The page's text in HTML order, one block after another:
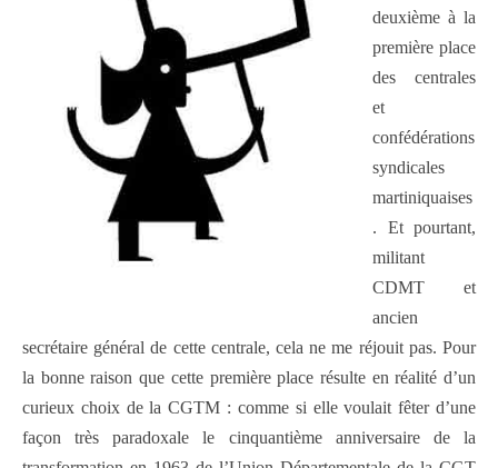
deuxième à la
première place
des centrales
et
confédérations
syndicales
martiniquaises
. Et pourtant,
militant
CDMT et
ancien
secrétaire général de cette centrale, cela ne me réjouit pas. Pour
la bonne raison que cette première place résulte en réalité d’un
curieux choix de la CGTM : comme si elle voulait fêter d’une
façon très paradoxale le cinquantième anniversaire de la